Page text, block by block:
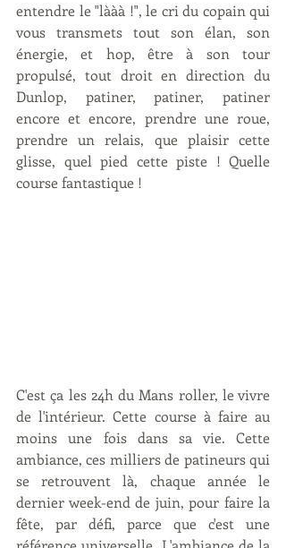
entendre le "lààà !", le cri du copain qui
vous transmets tout son élan, son
énergie, et hop, être à son tour
propulsé, tout droit en direction du
Dunlop, patiner, patiner, patiner
encore et encore, prendre une roue,
prendre un relais, que plaisir cette
glisse, quel pied cette piste ! Quelle
course fantastique !
C'est ça les 24h du Mans roller, le vivre
de l'intérieur. Cette course à faire au
moins une fois dans sa vie. Cette
ambiance, ces milliers de patineurs qui
se retrouvent là, chaque année le
dernier week-end de juin, pour faire la
fête, par défi, parce que c'est une